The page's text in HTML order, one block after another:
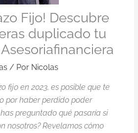
Fijo! Descubre
duplicado tu
/ Por Nicolas
fijo en 2023, es posible que te
por haber perdido poder
preguntado qué pasaría si
nosotros? Revelamos cómo